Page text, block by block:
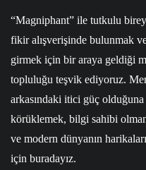
“Magniphant” ile tutkulu
fikir alışverişinde bulunmak
girmek için bir araya geldiği
topluluğu teşvik ediyoruz.
arkasındaki itici güç
körüklemek, bilgi sahibi
ve modern dünyanın
için buradayız.